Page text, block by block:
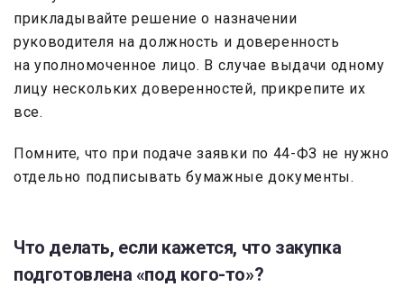
прикладывайте решение о назначении
руководителя на должность и доверенность
на уполномоченное лицо. В случае выдачи одному
лицу нескольких доверенностей, прикрепите их
все.
Помните, что при подаче заявки по 44-ФЗ не нужно
отдельно подписывать бумажные документы.
Что делать, если кажется, что закупка
подготовлена «под кого-то»?